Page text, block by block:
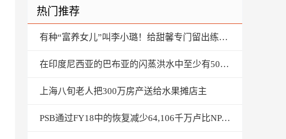
热门推荐
有种“富养女儿”叫李小璐！给甜馨专门留出练舞房
在印度尼西亚的巴布亚的闪蒸洪水中至少有50次杀死
上海八旬老人把300万房产送给水果摊店主
PSB通过FY18中的恢复减少64,106千万卢比NPA：RTI.